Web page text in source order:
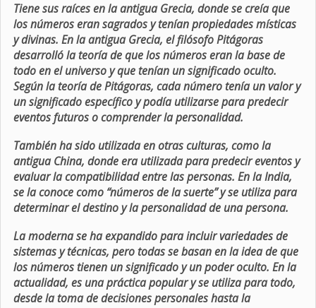
Tiene sus raíces en la antigua Grecia, donde se creía que
los números eran sagrados y tenían propiedades místicas
y divinas. En la antigua Grecia, el filósofo Pitágoras
desarrolló la teoría de que los números eran la base de
todo en el universo y que tenían un significado oculto.
Según la teoría de Pitágoras, cada número tenía un valor y
un significado específico y podía utilizarse para predecir
eventos futuros o comprender la personalidad.
También ha sido utilizada en otras culturas, como la
antigua China, donde era utilizada para predecir eventos y
evaluar la compatibilidad entre las personas. En la India,
se la conoce como “números de la suerte” y se utiliza para
determinar el destino y la personalidad de una persona.
La moderna se ha expandido para incluir variedades de
sistemas y técnicas, pero todas se basan en la idea de que
los números tienen un significado y un poder oculto. En la
actualidad, es una práctica popular y se utiliza para todo,
desde la toma de decisiones personales hasta la